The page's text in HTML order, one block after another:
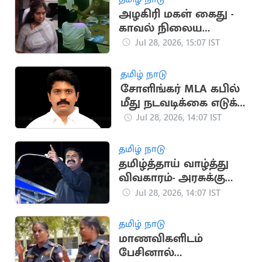
அழகிரி மகள் கைது -
காவல் நிலைய
பிணையில் விடுவிப்பு
Jul 28, 2026, 15:07 IST
தமிழ் நாடு
சோளிங்கர் MLA கபில்
மீது நடவடிக்கை எடுக்க
வேண்டும்.. திமுக Ex
Jul 28, 2026, 14:07 IST
தமிழ் நாடு
தமிழ்த்தாய் வாழ்த்து
விவகாரம்- அரசுக்கு
சீமான் கேள்வி
Jul 28, 2026, 14:07 IST
தமிழ் நாடு
மாணவிகளிடம்
பேசினால்